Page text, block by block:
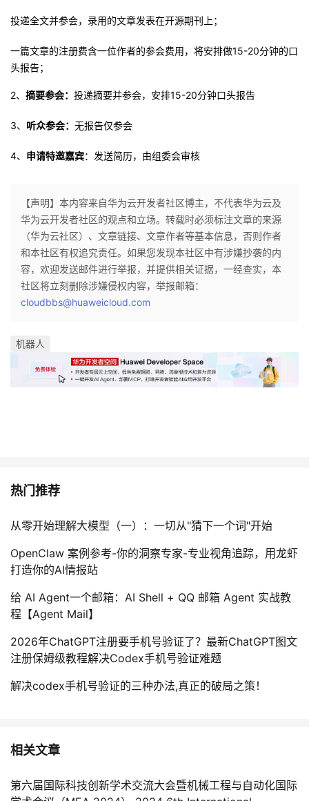
投递全文并参会，录用的文章发表在开源期刊上；
一篇文章的注册费含一位作者的参会费用，将安排做15-20分钟的口
头报告；
2、 摘要参会： 投递摘要并参会，安排15-20分钟口头报告
3、 听众参会： 无报告仅参会
4、 申请特邀嘉宾：发送简历，由组委会审核
【声明】本内容来自华为云开发者社区博主，不代表华为云及
华为云开发者社区的观点和立场。转载时必须标注文章的来源
（华为云社区）、文章链接、文章作者等基本信息，否则作者
和本社区有权追究责任。如果您发现本社区中有涉嫌抄袭的内
容，欢迎发送邮件进行举报，并提供相关证据，一经查实，本
社区将立刻删除涉嫌侵权内容，举报邮箱：
cloudbbs@huaweicloud.com
机器人
热门推荐
从零开始理解大模型（一）：一切从"猜下一个词"开始
OpenClaw 案例参考-你的洞察专家-专业视角追踪，用龙虾
打造你的AI情报站
给 AI Agent一个邮箱：AI Shell + QQ 邮箱 Agent 实战教
程【Agent Mail】
2026年ChatGPT注册要手机号验证了？最新ChatGPT图文
注册保姆级教程解决Codex手机号验证难题
解决codex手机号验证的三种办法,真正的破局之策！
相关文章
第六届国际科技创新学术交流大会暨机械工程与自动化国际